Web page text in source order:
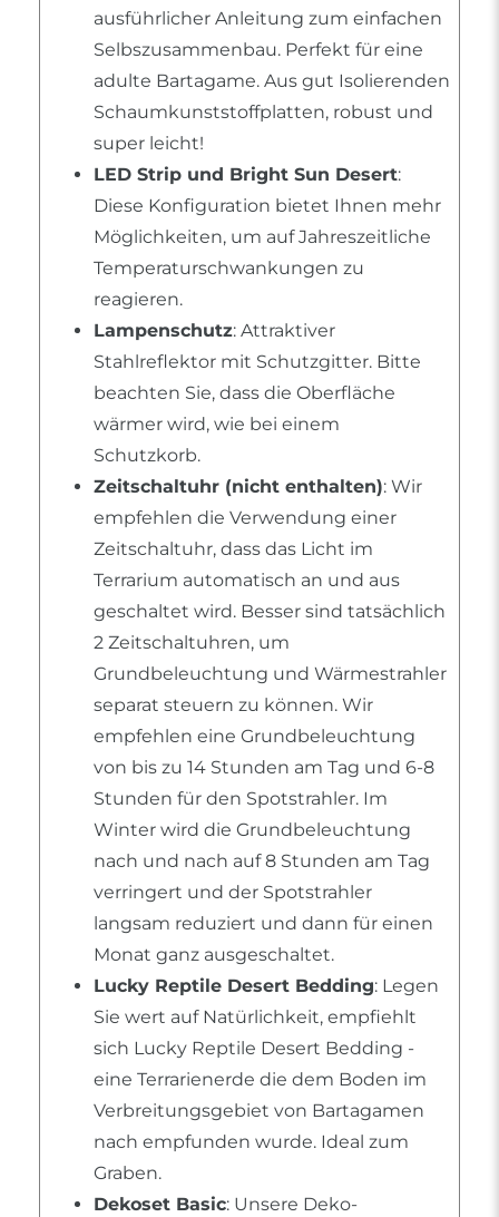
ausführlicher Anleitung zum einfachen
Selbszusammenbau. Perfekt für eine
adulte Bartagame. Aus gut Isolierenden
Schaumkunststoffplatten, robust und
super leicht!
LED Strip und Bright Sun Desert:
Diese Konfiguration bietet Ihnen mehr
Möglichkeiten, um auf Jahreszeitliche
Temperaturschwankungen zu
reagieren.
Lampenschutz: Attraktiver
Stahlreflektor mit Schutzgitter. Bitte
beachten Sie, dass die Oberfläche
wärmer wird, wie bei einem
Schutzkorb.
Zeitschaltuhr (nicht enthalten): Wir
empfehlen die Verwendung einer
Zeitschaltuhr, dass das Licht im
Terrarium automatisch an und aus
geschaltet wird. Besser sind tatsächlich
2 Zeitschaltuhren, um
Grundbeleuchtung und Wärmestrahler
separat steuern zu können. Wir
empfehlen eine Grundbeleuchtung
von bis zu 14 Stunden am Tag und 6-8
Stunden für den Spotstrahler. Im
Winter wird die Grundbeleuchtung
nach und nach auf 8 Stunden am Tag
verringert und der Spotstrahler
langsam reduziert und dann für einen
Monat ganz ausgeschaltet.
Lucky Reptile Desert Bedding: Legen
Sie wert auf Natürlichkeit, empfiehlt
sich Lucky Reptile Desert Bedding -
eine Terrarienerde die dem Boden im
Verbreitungsgebiet von Bartagamen
nach empfunden wurde. Ideal zum
Graben.
Dekoset Basic: Unsere Deko-